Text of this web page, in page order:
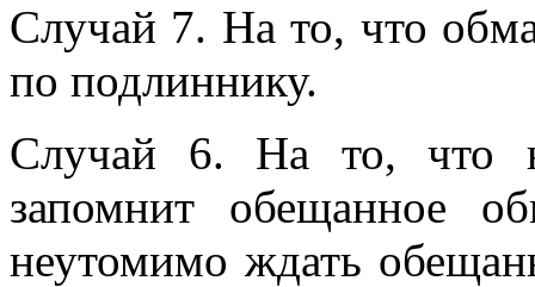
Случай 7. На то, что
по подлиннику.
Случай 6. На то, что
запомнит обещанное
неутомимо ждать